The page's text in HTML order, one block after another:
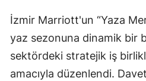
İzmir Marriott'un “Yaza
yaz sezonuna dinamik bir
sektördeki stratejik iş
amacıyla düzenlendi.